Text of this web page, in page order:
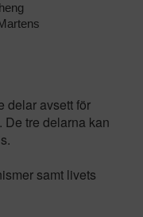
delar avsett för
tre delarna kan
samt livets